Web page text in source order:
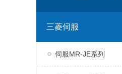
三菱伺服
伺服MR-JE系列